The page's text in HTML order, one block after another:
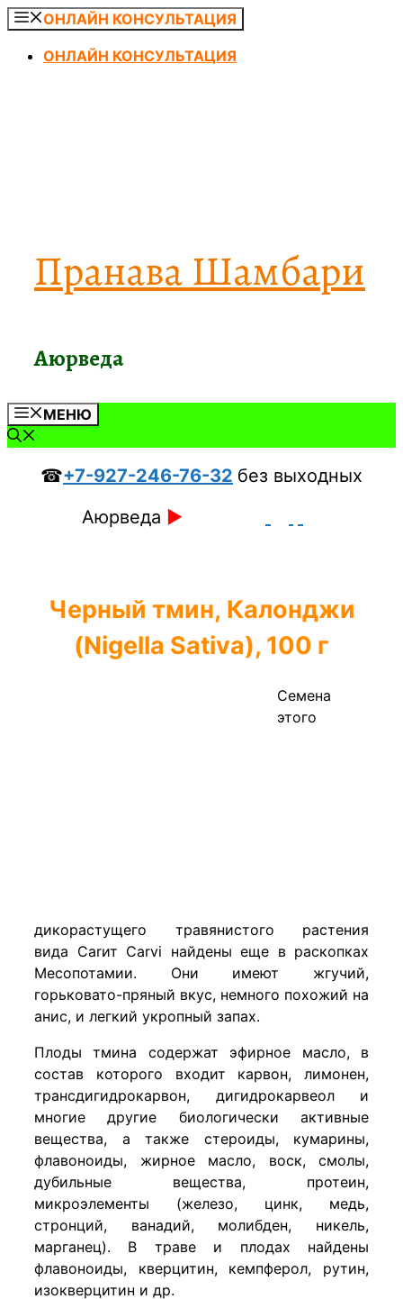
Перейти
содержимому
ОНЛАЙН КОНСУЛЬТАЦИЯ
ОНЛАЙН КОНСУЛЬТАЦИЯ
Пранава Шамбари
Аюрведа
МЕНЮ
☎+7-927-246-76-32 без выходных
Аюрведа ►
Черный тмин, Калонджи
(Nigella Sativa), 100 г
Семена
этого
дикорастущего травянистого растения
вида Саrит Carvi найдены еще в раскопках
Месопотамии. Они имеют жгучий,
горьковато-пряный вкус, немного похожий на
анис, и легкий укропный запах.
Плоды тмина содержат эфирное масло, в
состав которого входит карвон, лимонен,
трансдигидрокарвон, дигидрокарвеол и
многие другие биологически активные
вещества, а также стероиды, кумарины,
флавоноиды, жирное масло, воск, смолы,
дубильные вещества, протеин,
микроэлементы (железо, цинк, медь,
стронций, ванадий, молибден, никель,
марганец). В траве и плодах найдены
флавоноиды, кверцитин, кемпферол, рутин,
изокверцитин и др.